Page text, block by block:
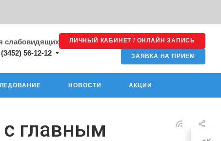
слабовидящих
56-12-12
ЛИЧНЫЙ КАБИНЕТ / ОНЛАЙН ЗАПИСЬ
ЗАЯВКА НА ПРИЕМ
НОВОСТИ АКЦИИ
главным